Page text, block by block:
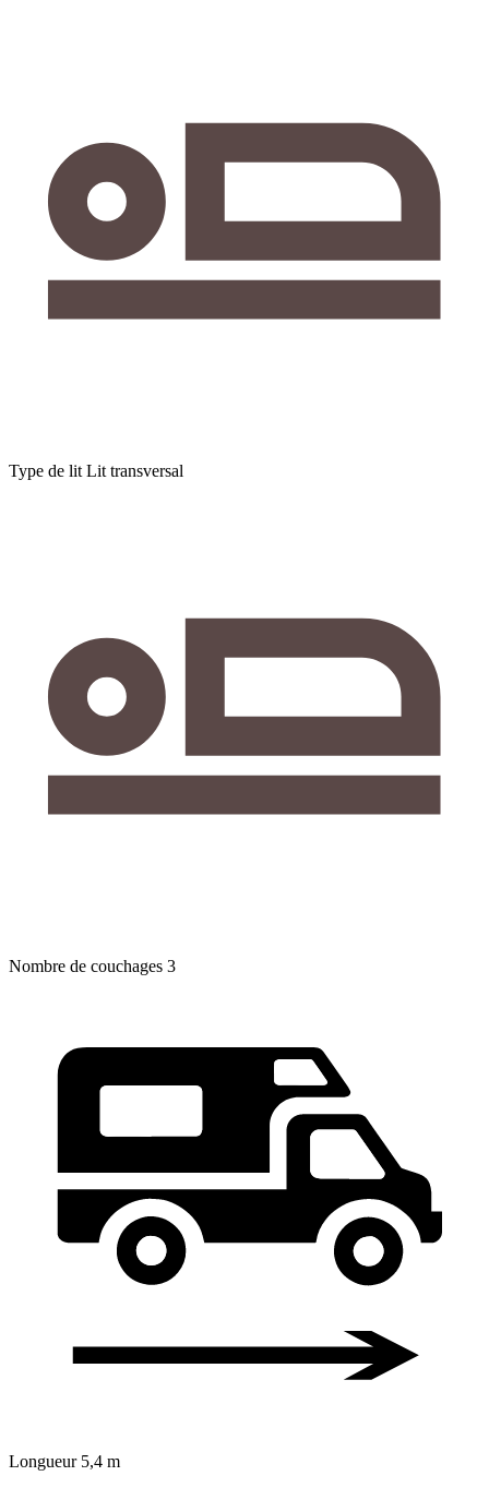
Type de lit Lit transversal
Nombre de couchages 3
Longueur 5,4 m